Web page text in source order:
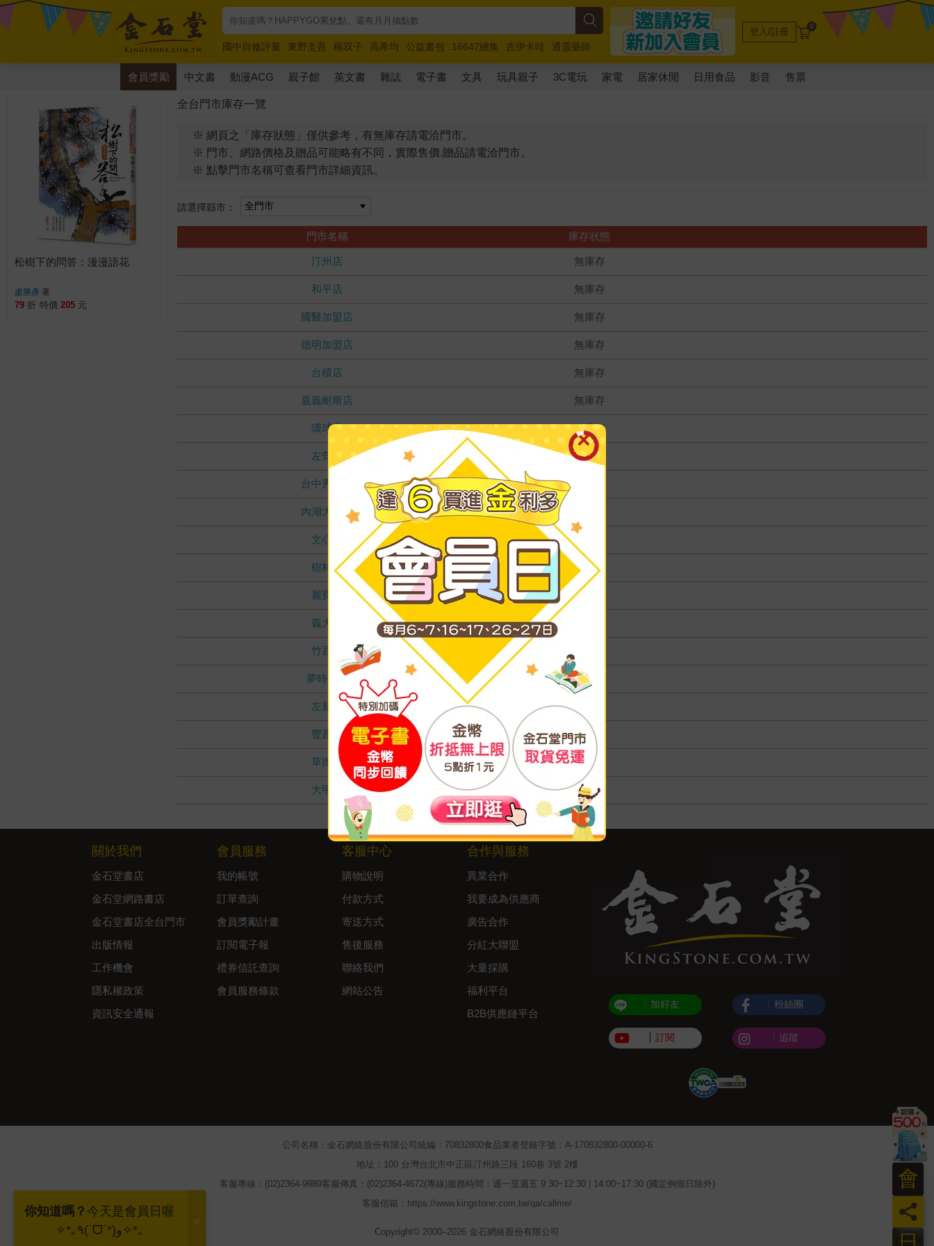
國中自修評量 東野圭吾 楊双子 高希均 公益書包 16647續集 吉伊卡哇
通靈藥師
唯紅花綻放
奧德賽 路邊攤新作 馬斯克 玩具總動員5 超慢跑
登入/註冊 0
會員獎勵 中文書 動漫ACG 親子館 英文書 雜誌 電子書 文具 玩具親子 3C電玩 家電 居家休閒 日用食品 影音 售票
全台門市庫存一覽
※ 網頁之「庫存狀態」僅供參考，有無庫存請電洽門市。
※ 門市、網路價格及贈品可能略有不同，實際售價.贈品請電洽門市。
※ 點擊門市名稱可查看門市詳細資訊。
請選擇縣市：
門市名稱 庫存狀態
汀州店 無庫存
和平店 無庫存
國醫加盟店 無庫存
德明加盟店 無庫存
台積店 無庫存
嘉義耐斯店 無庫存
環球店 無庫存
左營店 無庫存
台中秀泰店
內湖大潤發
文心店
樹林店 無庫存
麗寶店 無庫存
義大店
竹百店
夢時代店 無庫存
左新店
豐原店 無庫存
草衙店 無庫存
大甲店 無庫存
松樹下的問答：漫漫語花
盧勝彥 著
79 折 特價 205 元
員
會
關於我們
金石堂書店
金石堂網路書店
金石堂書店全台門市
出版情報
工作機會
隱私權政策
資訊安全通報
會員服務
我的帳號
訂單查詢
會員獎勵計畫
訂閱電子報
禮券信託查詢
會員服務條款
客服中心
購物說明
付款方式
寄送方式
售後服務
聯絡我們
網站公告
合作與服務
異業合作
我要成為供應商
廣告合作
分紅大聯盟
大量採購
福利平台
B2B供應鏈平台
加好友
訂閱
粉絲團
追蹤
公司名稱：金石網絡股份有限公司 統編：70832800食品業者登錄字號：A-170832800-00000-6
地址：100 台灣台北市中正區汀州路三段 160巷 3號 2樓
客服專線：(02)2364-9989客服傳真：(02)2364-4672(專線) 服務時間：週一至週五 9:30~12:30 | 14:00~17:30 (國定例假日除外)
客服信箱：https://www.kingstone.com.tw/qa/callme/
Copyright© 2000–2026 金石網絡股份有限公司
你知道嗎？ 今天是會員日喔
✧*｡٩(ˊᗜˋ*)و✧*｡